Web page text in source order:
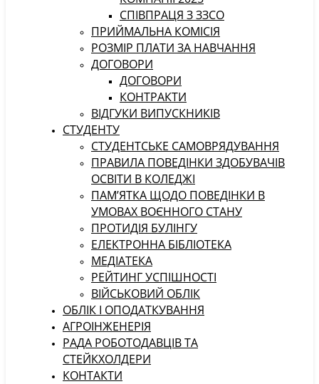
СПІВПРАЦЯ З ЗЗСО
ПРИЙМАЛЬНА КОМІСІЯ
РОЗМІР ПЛАТИ ЗА НАВЧАННЯ
ДОГОВОРИ
ДОГОВОРИ
КОНТРАКТИ
ВІДГУКИ ВИПУСКНИКІВ
СТУДЕНТУ
CТУДЕНТСЬКЕ САМОВРЯДУВАННЯ
ПРАВИЛА ПОВЕДІНКИ ЗДОБУВАЧІВ
ОСВІТИ В КОЛЕДЖІ
ПАМ’ЯТКА ЩОДО ПОВЕДІНКИ В
УМОВАХ ВОЄННОГО СТАНУ
ПРОТИДІЯ БУЛІНГУ
ЕЛЕКТРОННА БІБЛІОТЕКА
МЕДІАТЕКА
РЕЙТИНГ УСПІШНОСТІ
ВІЙСЬКОВИЙ ОБЛІК
ОБЛІК І ОПОДАТКУВАННЯ
АГРОІНЖЕНЕРІЯ
РАДА РОБОТОДАВЦІВ ТА
СТЕЙКХОЛДЕРИ
КОНТАКТИ